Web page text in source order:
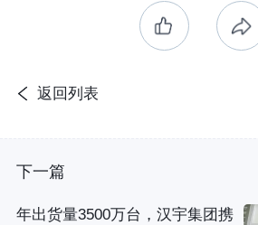
返回列表
下一篇
年出货量3500万台，汉宇集团携